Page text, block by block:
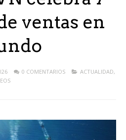
ventas en
0 COMENTARIOS ACTUALIDAD,